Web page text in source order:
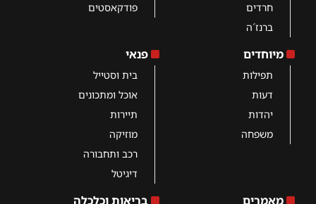
חרדים
ברנז´ה
פודקאסטים
מיוחדים
תפילות
דעות
יהדות
משפחה
פנאי
בית וסטייל
אוכל ומתכונים
תיירות
מוזיקה
רכב ותחבורה
דיגיטל
מאמרים בריאות וכלכלה